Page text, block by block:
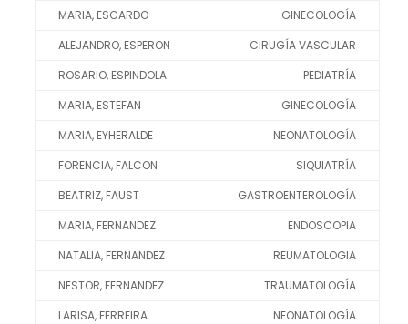
MARIA, ESCARDO
GINECOLOGÍA
ALEJANDRO, ESPERON
CIRUGÍA VASCULAR
ROSARIO, ESPINDOLA
PEDIATRÍA
MARIA, ESTEFAN
GINECOLOGÍA
MARIA, EYHERALDE
NEONATOLOGÍA
FORENCIA, FALCON
SIQUIATRÍA
BEATRIZ, FAUST
GASTROENTEROLOGÍA
MARIA, FERNANDEZ
ENDOSCOPIA
NATALIA, FERNANDEZ
REUMATOLOGIA
NESTOR, FERNANDEZ
TRAUMATOLOGÍA
LARISA, FERREIRA
NEONATOLOGÍA